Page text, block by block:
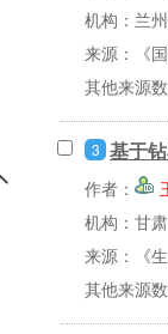
机构：兰
来源：《
其他来源
3 基于
作者：
机构：甘
来源：《
其他来源